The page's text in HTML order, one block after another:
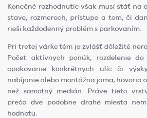
Konečné rozhodnutie však musí stáť na
stave, rozmeroch, prístupe a tom, či
rieši každodenný problém s parkovaním.
Pri tretej várke tém je zvlášť dôležité
Počet aktívnych ponúk, rozdelenie do
opakovanie konkrétnych ulíc či
nabíjanie alebo montážna jama, hovoria
než samotný medián. Práve tieto
prečo dve podobne drahé miesta
hodnotu.